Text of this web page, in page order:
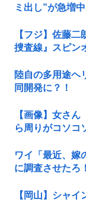
ミ出し”が急増中
【フジ】佐藤
捜査線』スピン
陸自の多用途ヘ
同開発に？！
【画像】女さ
ら周りがコソコ
ワイ「最近、
に調査させたろ
【岡山】シャイ